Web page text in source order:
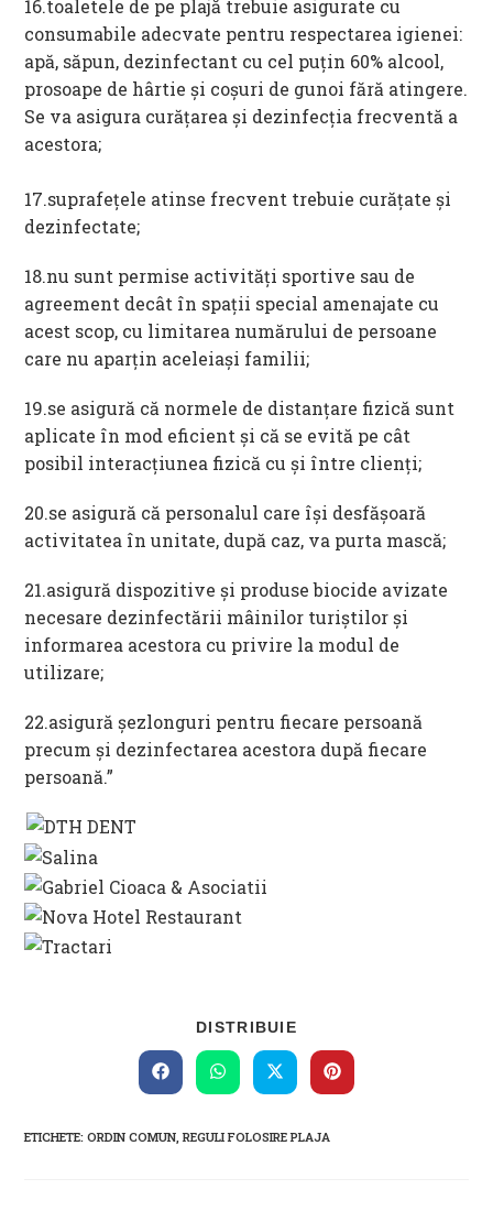
16.toaletele de pe plajă trebuie asigurate cu
consumabile adecvate pentru respectarea igienei:
apă, săpun, dezinfectant cu cel puțin 60% alcool,
prosoape de hârtie și coșuri de gunoi fără atingere.
Se va asigura curățarea și dezinfecția frecventă a
acestora;
17.suprafețele atinse frecvent trebuie curățate și
dezinfectate;
18.nu sunt permise activități sportive sau de
agreement decât în spații special amenajate cu
acest scop, cu limitarea numărului de persoane
care nu aparțin aceleiași familii;
19.se asigură că normele de distanțare fizică sunt
aplicate în mod eficient și că se evită pe cât
posibil interacțiunea fizică cu și între clienți;
20.se asigură că personalul care își desfășoară
activitatea în unitate, după caz, va purta mască;
21.asigură dispozitive și produse biocide avizate
necesare dezinfectării mâinilor turiștilor și
informarea acestora cu privire la modul de
utilizare;
22.asigură șezlonguri pentru fiecare persoană
precum și dezinfectarea acestora după fiecare
persoană.”
DISTRIBUIE
THIS
CONTENT
Opens
in
window
Opens
in
window
Opens
in
window
Opens
in
ETICHETE:ORDIN COMUN, REGULI FOLOSIRE PLAJA